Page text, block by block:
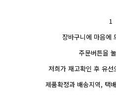
1
장바구니에 마음에
주문버튼을
저희가 재고확인 후 유
제품확정과 배송지역, 택